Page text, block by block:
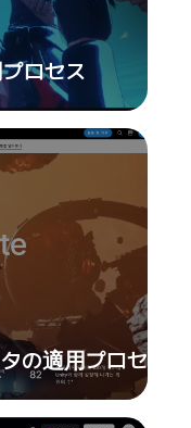
ロセス
の適用プロセス